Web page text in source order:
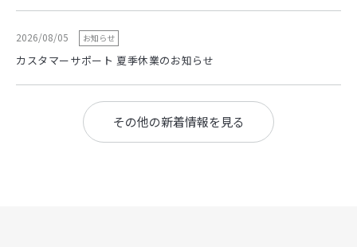
2026/08/05 お知らせ
カスタマーサポート 夏季休業のお知らせ
その他の新着情報を見る